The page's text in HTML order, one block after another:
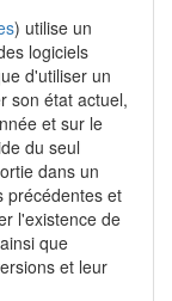
) utilise un
logiciels
d'utiliser un
son état actuel,
et sur le
du seul
dans un
précédentes et
l'existence de
ainsi que
et leur